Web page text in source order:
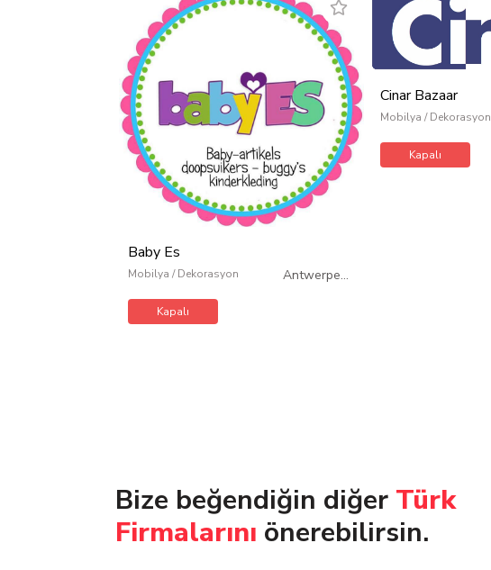
Baby Es
Mobilya / Dekorasyon Antwerpen
Kapalı
Cinar Bazaar
Mobilya / Dekorasyon
Kapalı
Bize beğendiğin diğer Türk
Firmalarını önerebilirsin.